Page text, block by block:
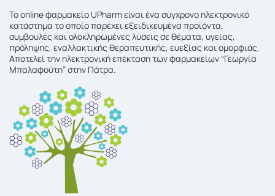
To online φαρμακείο UPharm είναι ένα σύγχρονο ηλεκτρονικό
κατάστημα το οποίο παρέχει εξειδικευμένα προϊόντα,
συμβουλές και ολοκληρωμένες λύσεις σε θέματα, υγείας,
πρόληψης, εναλλακτικής θεραπευτικής, ευεξίας και ομορφιάς.
Αποτελεί την ηλεκτρονική επέκταση των φαρμακείων “Γεωργία
Μπαλαφούτη” στην Πάτρα.